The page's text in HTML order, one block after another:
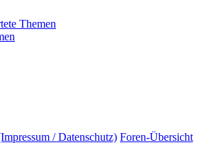
Themen
/ Datenschutz) Foren-Übersicht